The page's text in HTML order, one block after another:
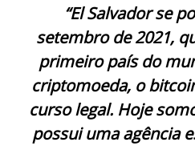
“El Salvador se
setembro de 2021,
primeiro país do
criptomoeda, o
curso legal. Hoje
possui uma agência